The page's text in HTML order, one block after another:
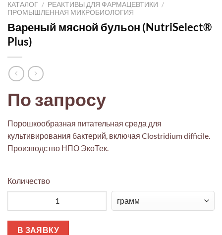
КАТАЛОГ / РЕАКТИВЫ ДЛЯ ФАРМАЦЕВТИКИ /
ПРОМЫШЛЕННАЯ МИКРОБИОЛОГИЯ
Вареный мясной бульон (NutriSelect®
Plus)
По запросу
Порошкообразная питательная среда для
культивирования бактерий, включая Clostridium difficile.
Производство НПО ЭкоТек.
Количество
В ЗАЯВКУ